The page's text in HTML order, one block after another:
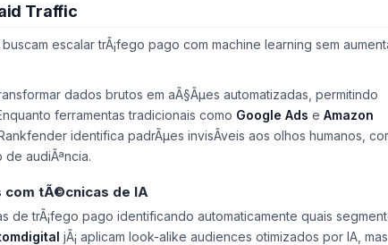
Traffic
escalar trÃ¡fego pago com machine learning sem
dados brutos em aÃ§Ãµes automatizadas, permitindo
ferramentas tradicionais como Google Ads e Amazon
identifica padrÃµes invisÃ­veis aos olhos humanos,
audiÃªncia.
com tÃ©cnicas de IA
trÃ¡fego pago identificando automaticamente quais
jÃ¡ aplicam look-alike audiences otimizados por IA, mas